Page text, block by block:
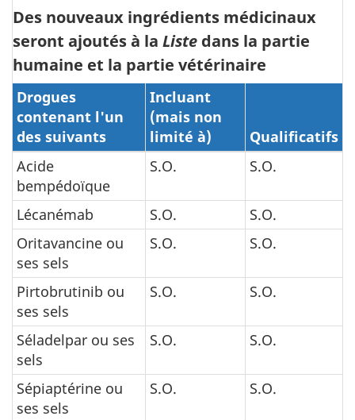
Des nouveaux ingrédients médicinaux
seront ajoutés à la Liste dans la partie
humaine et la partie vétérinaire
Drogues
contenant l'un
des suivants
Incluant
(mais non
limité à)
Qualificatifs
Acide
bempédoïque
S.O. S.O.
Lécanémab S.O.
S.O.
Oritavancine ou
ses sels
S.O. S.O.
Pirtobrutinib ou
ses sels
S.O. S.O.
Séladelpar ou ses
sels
S.O. S.O.
Sépiaptérine ou
ses sels
S.O. S.O.